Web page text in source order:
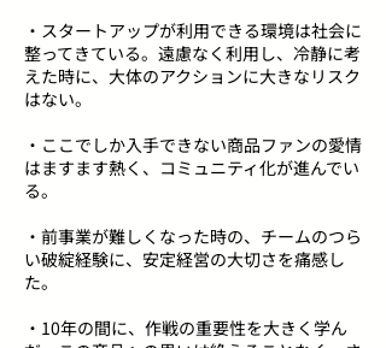
・スタートアップが利用できる環境は社会に
整ってきている。遠慮なく利用し、冷静に考
えた時に、大体のアクションに大きなリスク
はない。
・ここでしか入手できない商品ファンの愛情
はますます熱く、コミュニティ化が進んでい
る。
・前事業が難しくなった時の、チームのつら
い破綻経験に、安定経営の大切さを痛感し
た。
・10年の間に、作戦の重要性を大きく学ん